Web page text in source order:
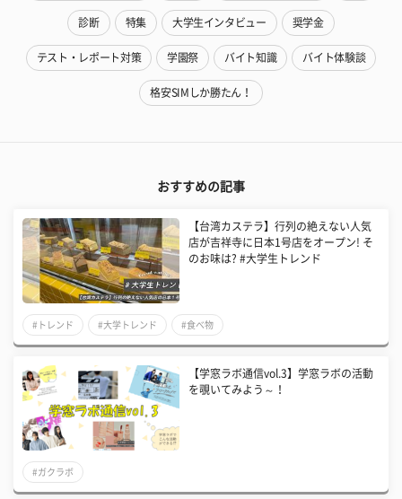
診断 特集 大学生インタビュー 奨学金
テスト・レポート対策 学園祭 バイト知識 バイト体験談
格安SIMしか勝たん！
おすすめの記事
【台湾カステラ】行列の絶えない人気
店が吉祥寺に日本1号店をオープン! そ
のお味は? #大学生トレンド
#トレンド #大学トレンド #食べ物
【学窓ラボ通信vol.3】学窓ラボの活動
を覗いてみよう～！
#ガクラボ